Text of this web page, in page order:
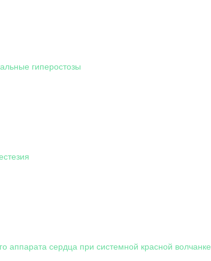
гиперостозы
аппарата сердца при системной красной волчанке